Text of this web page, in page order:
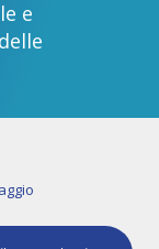
e